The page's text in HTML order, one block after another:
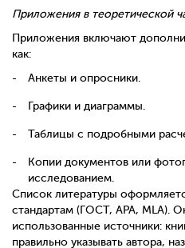
Приложения в теоретической
Приложения включают
как:
Анкеты и опросники.
Графики и диаграммы.
Таблицы с подробными
Копии документов или
исследованием.
Список литературы
стандартам (ГОСТ, APA, MLA).
использованные источники:
правильно указывать автора,